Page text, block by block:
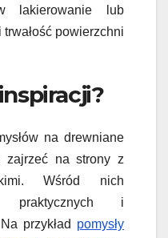
lakierowanie lub
powierzchni
na drewniane
zajrzeć na strony z
Wśród nich
praktycznych i
przykład pomysły